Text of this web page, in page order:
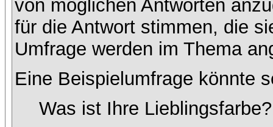
von möglichen Antworten
für die Antwort stimmen, die
Umfrage werden im Thema
Eine Beispielumfrage könnte
Was ist Ihre Lieblingsfarbe?